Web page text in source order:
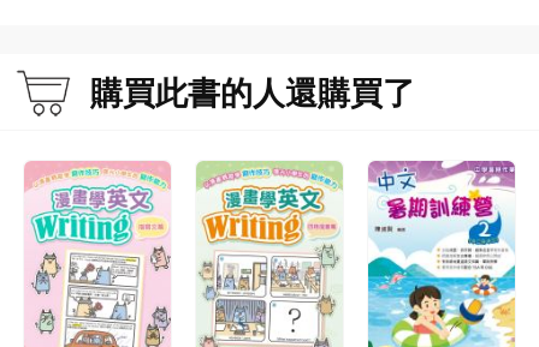
購買此書的人還購買了